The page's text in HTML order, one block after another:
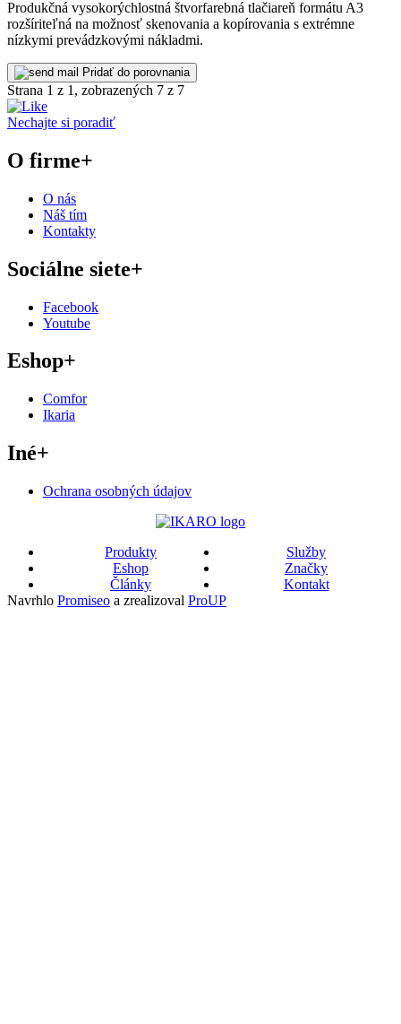
Produkčná vysokorýchlostná štvorfarebná tlačiareň formátu A3
rozšíriteľná na možnosť skenovania a kopírovania s extrémne
nízkymi prevádzkovými nákladmi.
Pridať do porovnania
Strana 1 z 1, zobrazených 7 z 7
Nechajte si poradiť
O firme+
O nás
Náš tím
Kontakty
Sociálne siete+
Facebook
Youtube
Eshop+
Comfor
Ikaria
Iné+
Ochrana osobných údajov
Produkty
Služby
Eshop
Značky
Články
Kontakt
Navrhlo Promiseo a zrealizoval ProUP